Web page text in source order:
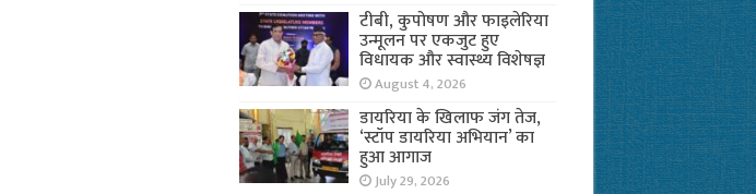
टीबी, कुपोषण और फाइलेरिया
उन्मूलन पर एकजुट हुए
विधायक और स्वास्थ्य विशेषज्ञ
August 4, 2026
डायरिया के खिलाफ जंग तेज,
‘स्टॉप डायरिया अभियान’ का
हुआ आगाज
July 29, 2026